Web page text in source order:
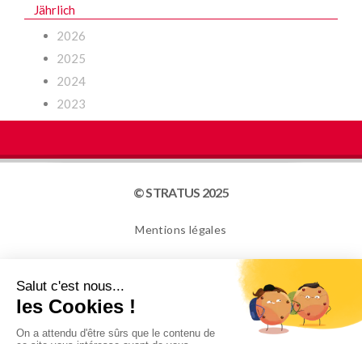
Jährlich
2026
2025
2024
2023
© STRATUS 2025
Mentions légales